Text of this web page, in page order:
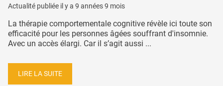
Actualité publiée il y a 9 années 9 mois
La thérapie comportementale cognitive révèle ici toute son
efficacité pour les personnes âgées souffrant d'insomnie.
Avec un accès élargi. Car il s’agit aussi ...
LIRE LA SUITE